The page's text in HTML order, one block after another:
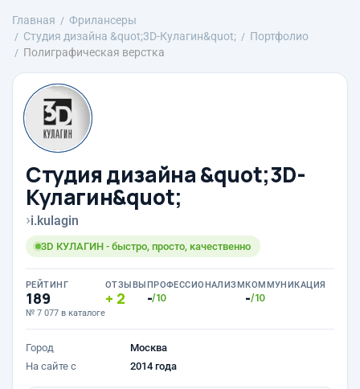
Главная
Фрилансеры
Студия дизайна &quot;3D-Кулагин&quot;
Портфолио
Полиграфическая верстка
Студия дизайна &quot;3D-
Кулагин&quot;
›i.kulagin
3D КУЛАГИН - быстро, просто, качественно
РЕЙТИНГ
189
№ 7 077 в каталоге
ОТЗЫВЫ
2
ПРОФЕССИОНАЛИЗМ
-/10
КОММУНИКАЦИЯ
-/10
Город
Москва
На сайте с
2014 года